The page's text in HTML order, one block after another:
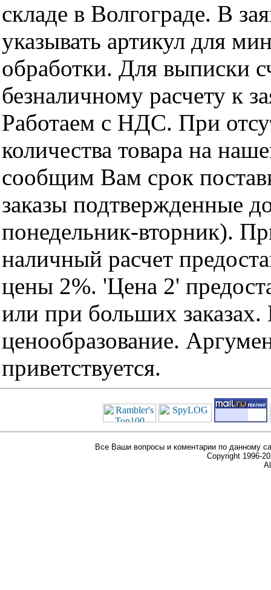
складе в Волгограде. В
указывать артикул для
обработки. Для выписки
безналичному расчету к
Работаем с НДС. При
количества товара на
сообщим Вам срок
заказы подтвержденные
понедельник-вторник).
наличный расчет
цены 2%. 'Цена 2'
или при больших
ценообразование.
приветствуется.
Все Ваши вопросы и коментарии по данному
Copyright 1996-